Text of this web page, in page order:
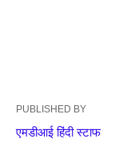
PUBLISHED BY
एमडीआई हिंदी स्टाफ